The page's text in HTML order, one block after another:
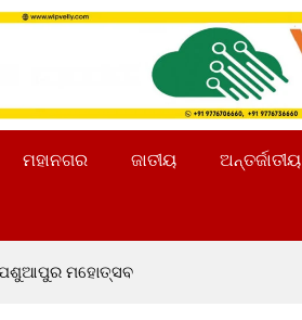
ମହାନଗର ଜାତୀୟ ଅନ୍ତର୍ଜାତୀୟ
ମହୋତ୍ସବ